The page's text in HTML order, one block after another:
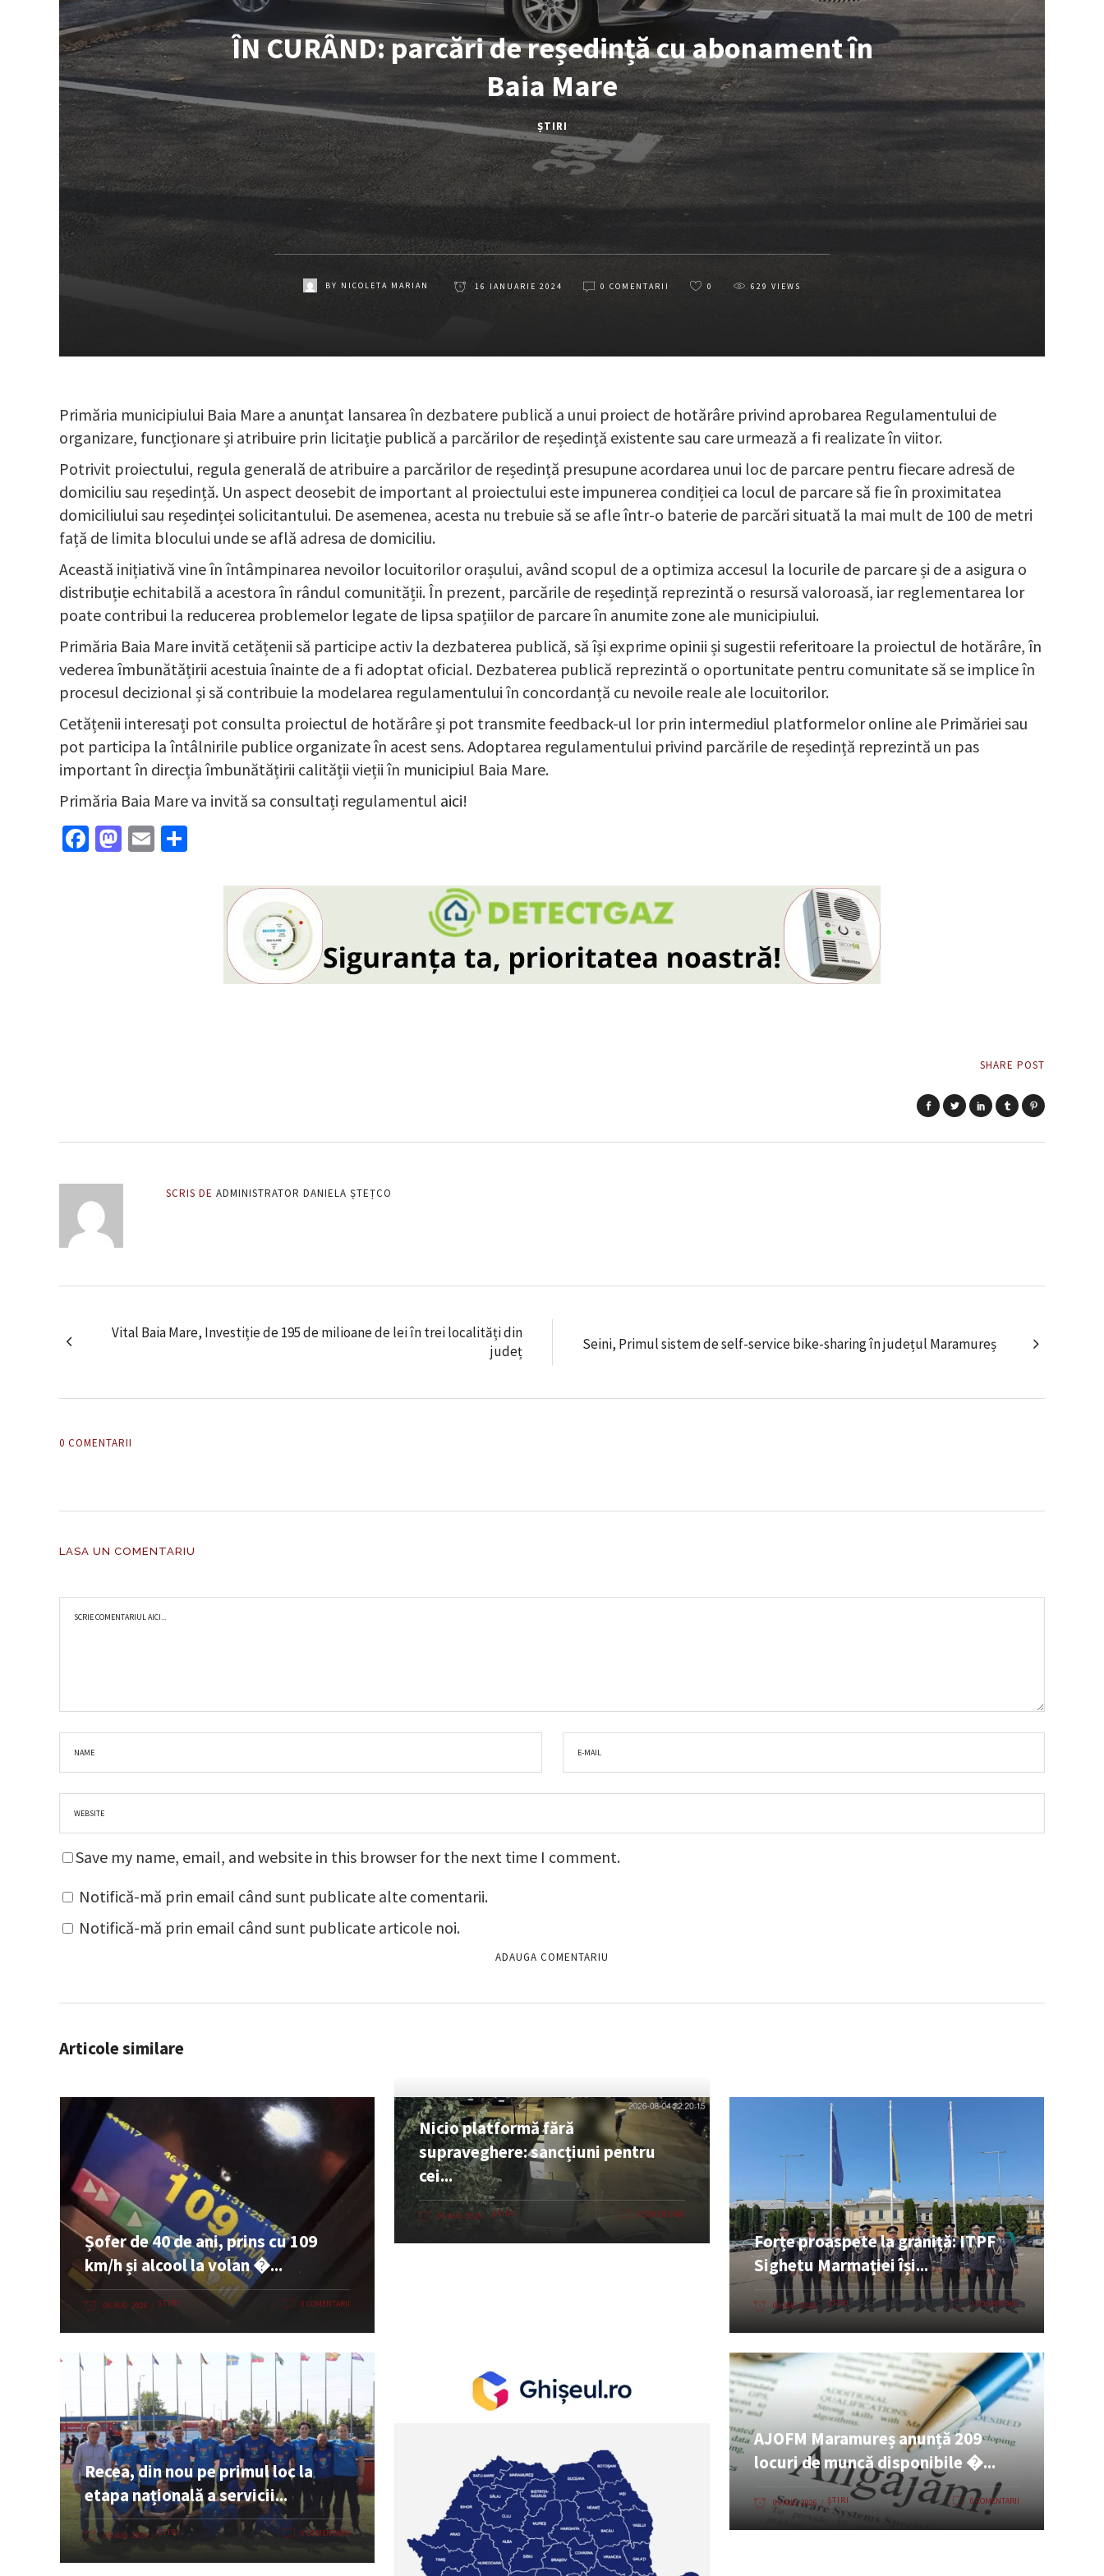
ÎN CURÂND: parcări de reședință cu abonament în
Baia Mare
ȘTIRI
BY NICOLETA MARIAN 16 IANUARIE 2024 0 COMENTARII 0 629 VIEWS
Primăria municipiului Baia Mare a anunțat lansarea în dezbatere publică a unui proiect de hotărâre privind aprobarea Regulamentului de
organizare, funcționare și atribuire prin licitație publică a parcărilor de reședință existente sau care urmează a fi realizate în viitor.
Potrivit proiectului, regula generală de atribuire a parcărilor de reședință presupune acordarea unui loc de parcare pentru fiecare adresă de
domiciliu sau reședință. Un aspect deosebit de important al proiectului este impunerea condiției ca locul de parcare să fie în proximitatea
domiciliului sau reședinței solicitantului. De asemenea, acesta nu trebuie să se afle într-o baterie de parcări situată la mai mult de 100 de metri
față de limita blocului unde se află adresa de domiciliu.
Această inițiativă vine în întâmpinarea nevoilor locuitorilor orașului, având scopul de a optimiza accesul la locurile de parcare și de a asigura o
distribuție echitabilă a acestora în rândul comunității. În prezent, parcările de reședință reprezintă o resursă valoroasă, iar reglementarea lor
poate contribui la reducerea problemelor legate de lipsa spațiilor de parcare în anumite zone ale municipiului.
Primăria Baia Mare invită cetățenii să participe activ la dezbaterea publică, să își exprime opinii și sugestii referitoare la proiectul de hotărâre, în
vederea îmbunătățirii acestuia înainte de a fi adoptat oficial. Dezbaterea publică reprezintă o oportunitate pentru comunitate să se implice în
procesul decizional și să contribuie la modelarea regulamentului în concordanță cu nevoile reale ale locuitorilor.
Cetățenii interesați pot consulta proiectul de hotărâre și pot transmite feedback-ul lor prin intermediul platformelor online ale Primăriei sau
pot participa la întâlnirile publice organizate în acest sens. Adoptarea regulamentului privind parcările de reședință reprezintă un pas
important în direcția îmbunătățirii calității vieții în municipiul Baia Mare.
Primăria Baia Mare va invită sa consultați regulamentul aici!
Facebook
Mastodon
Email
SHARE POST
SCRIS DE ADMINISTRATOR DANIELA ȘTEȚCO
Vital Baia Mare, Investiție de 195 de milioane de lei în trei localități din
județ
Seini, Primul sistem de self-service bike-sharing în județul Maramureș
0 COMENTARII
LASA UN COMENTARIU
Save my name, email, and website in this browser for the next time I comment.
Notifică-mă prin email când sunt publicate alte comentarii.
Notifică-mă prin email când sunt publicate articole noi.
Articole similare
Șofer de 40 de ani, prins cu 109
km/h și alcool la volan �...
06 AUG. 2026 ȘTIRI 0 COMENTARII
Nicio platformă fără
supraveghere: sancțiuni pentru
cei...
06 AUG. 2026 ȘTIRI 0 COMENTARII
Forțe proaspete la graniță: ITPF
Sighetu Marmației își...
06 AUG. 2026 ȘTIRI 0 COMENTARII
Recea, din nou pe primul loc la
etapa națională a servicii...
05 AUG. 2026 ȘTIRI 0 COMENTARII
AJOFM Maramureș anunță 209
locuri de muncă disponibile �...
05 AUG. 2026 ȘTIRI 0 COMENTARII